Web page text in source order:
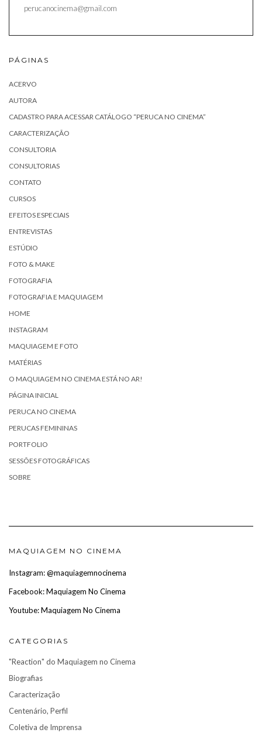
perucanocinema@gmail.com
PÁGINAS
ACERVO
AUTORA
CADASTRO PARA ACESSAR CATÁLOGO “PERUCA NO CINEMA”
CARACTERIZAÇÃO
CONSULTORIA
CONSULTORIAS
CONTATO
CURSOS
EFEITOS ESPECIAIS
ENTREVISTAS
ESTÚDIO
FOTO & MAKE
FOTOGRAFIA
FOTOGRAFIA E MAQUIAGEM
HOME
INSTAGRAM
MAQUIAGEM E FOTO
MATÉRIAS
O MAQUIAGEM NO CINEMA ESTÁ NO AR!
PÁGINA INICIAL
PERUCA NO CINEMA
PERUCAS FEMININAS
PORTFOLIO
SESSÕES FOTOGRÁFICAS
SOBRE
MAQUIAGEM NO CINEMA
Instagram: @maquiagemnocinema
Facebook: Maquiagem No Cinema
Youtube: Maquiagem No Cinema
CATEGORIAS
"Reaction" do Maquiagem no Cinema
Biografias
Caracterização
Centenário, Perfil
Coletiva de Imprensa